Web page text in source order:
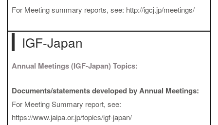
For Meeting summary reports, see: http://igcj.jp/meetings/
IGF-Japan
Annual Meetings (IGF-Japan) Topics:
Documents/statements developed by Annual Meetings:
For Meeting Summary report, see:
https://www.jaipa.or.jp/topics/igf-japan/